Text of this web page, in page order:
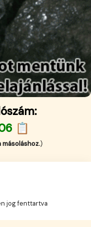
📋
)
jog fenttartva